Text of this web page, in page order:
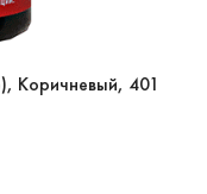
Коричневый, 401